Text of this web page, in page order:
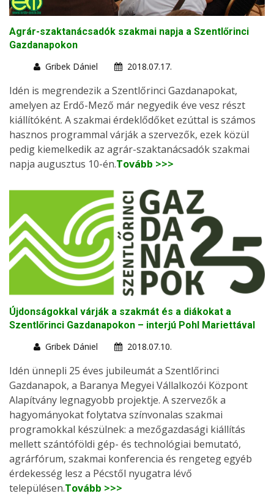
Agrár-szaktanácsadók szakmai napja a Szentlőrinci
Gazdanapokon
Gribek Dániel
2018.07.17.
Idén is megrendezik a Szentlőrinci Gazdanapokat,
amelyen az Erdő-Mező már negyedik éve vesz részt
kiállítóként. A szakmai érdeklődőket ezúttal is számos
hasznos programmal várják a szervezők, ezek közül
pedig kiemelkedik az agrár-szaktanácsadók szakmai
napja augusztus 10-én.Tovább >>>
Újdonságokkal várják a szakmát és a diákokat a
Szentlőrinci Gazdanapokon – interjú Pohl Mariettával
Gribek Dániel
2018.07.10.
Idén ünnepli 25 éves jubileumát a Szentlőrinci
Gazdanapok, a Baranya Megyei Vállalkozói Központ
Alapítvány legnagyobb projektje. A szervezők a
hagyományokat folytatva színvonalas szakmai
programokkal készülnek: a mezőgazdasági kiállítás
mellett szántóföldi gép- és technológiai bemutató,
agrárfórum, szakmai konferencia és rengeteg egyéb
érdekesség lesz a Pécstől nyugatra lévő
településen.Tovább >>>